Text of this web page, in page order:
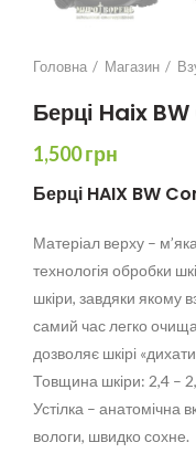
Головна Магазин
Берці Haix
1,500грн
Берці HAIX BW
Матеріал верху –
технологія обробки
шкіри, завдяки якому
самий час легко
дозволяє шкірі
Товщина шкіри: 2,4 –
Устілка – анатомічна
вологи, швидко сохне.